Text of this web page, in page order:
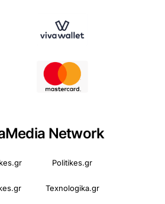
Network
Politikes.gr
Texnologika.gr